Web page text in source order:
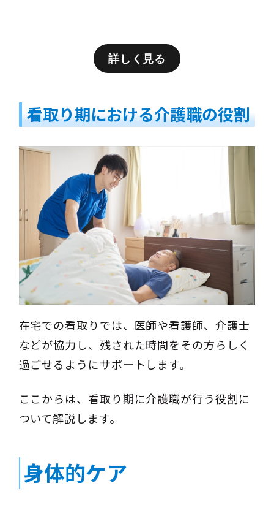
詳しく見る
看取り期における介護職の役割
在宅での看取りでは、医師や看護師、介護士
などが協力し、残された時間をその方らしく
過ごせるようにサポートします。
ここからは、看取り期に介護職が行う役割に
ついて解説します。
身体的ケア